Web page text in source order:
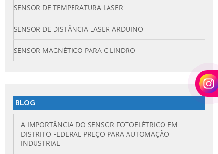
SENSOR DE TEMPERATURA LASER
SENSOR DE DISTÂNCIA LASER ARDUINO
SENSOR MAGNÉTICO PARA CILINDRO
BLOG
A IMPORTÂNCIA DO SENSOR FOTOELÉTRICO EM
DISTRITO FEDERAL PREÇO PARA AUTOMAÇÃO
INDUSTRIAL